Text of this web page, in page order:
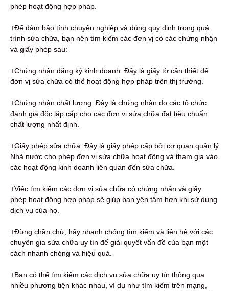
phép hoạt động hợp pháp.
+Để đảm bảo tính chuyên nghiệp và đúng quy định trong quá
trình sửa chữa, bạn nên tìm kiếm các đơn vị có các chứng nhận
và giấy phép sau:
+Chứng nhận đăng ký kinh doanh: Đây là giấy tờ cần thiết để
đơn vị sửa chữa có thể hoạt động hợp pháp trên thị trường.
+Chứng nhận chất lượng: Đây là chứng nhận do các tổ chức
đánh giá độc lập cấp cho các đơn vị sửa chữa đạt tiêu chuẩn
chất lượng nhất định.
+Giấy phép sửa chữa: Đây là giấy phép cấp bởi cơ quan quản lý
Nhà nước cho phép đơn vị sửa chữa hoạt động và tham gia vào
các hoạt động kinh doanh liên quan đến sửa chữa.
+Việc tìm kiếm các đơn vị sửa chữa có chứng nhận và giấy
phép hoạt động hợp pháp sẽ giúp bạn yên tâm hơn khi sử dụng
dịch vụ của họ.
+Đừng chần chừ, hãy nhanh chóng tìm kiếm và liên hệ với các
chuyên gia sửa chữa uy tín để giải quyết vấn đề của bạn một
cách nhanh chóng và hiệu quả.
+Bạn có thể tìm kiếm các dịch vụ sửa chữa uy tín thông qua
nhiều phương tiện khác nhau, ví dụ như tìm kiếm trên mạng,